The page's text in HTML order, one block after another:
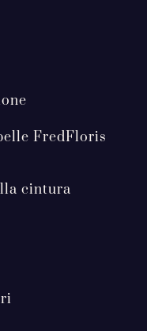
FredFloris
cintura